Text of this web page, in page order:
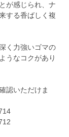
が感じられ、ナ
する香ばしく複
く力強いゴマの
うなコクがあり
認いただけま